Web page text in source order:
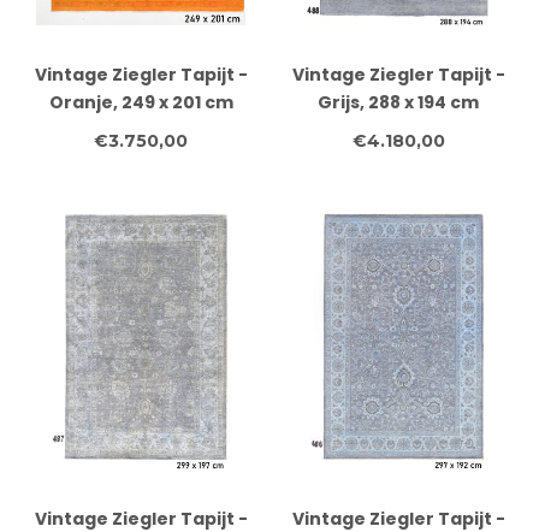
Vintage Ziegler Tapijt -
Oranje, 249 x 201 cm
€3.750,00
Vintage Ziegler Tapijt -
Grijs, 288 x 194 cm
€4.180,00
Vintage Ziegler Tapijt -
Vintage Ziegler Tapijt -